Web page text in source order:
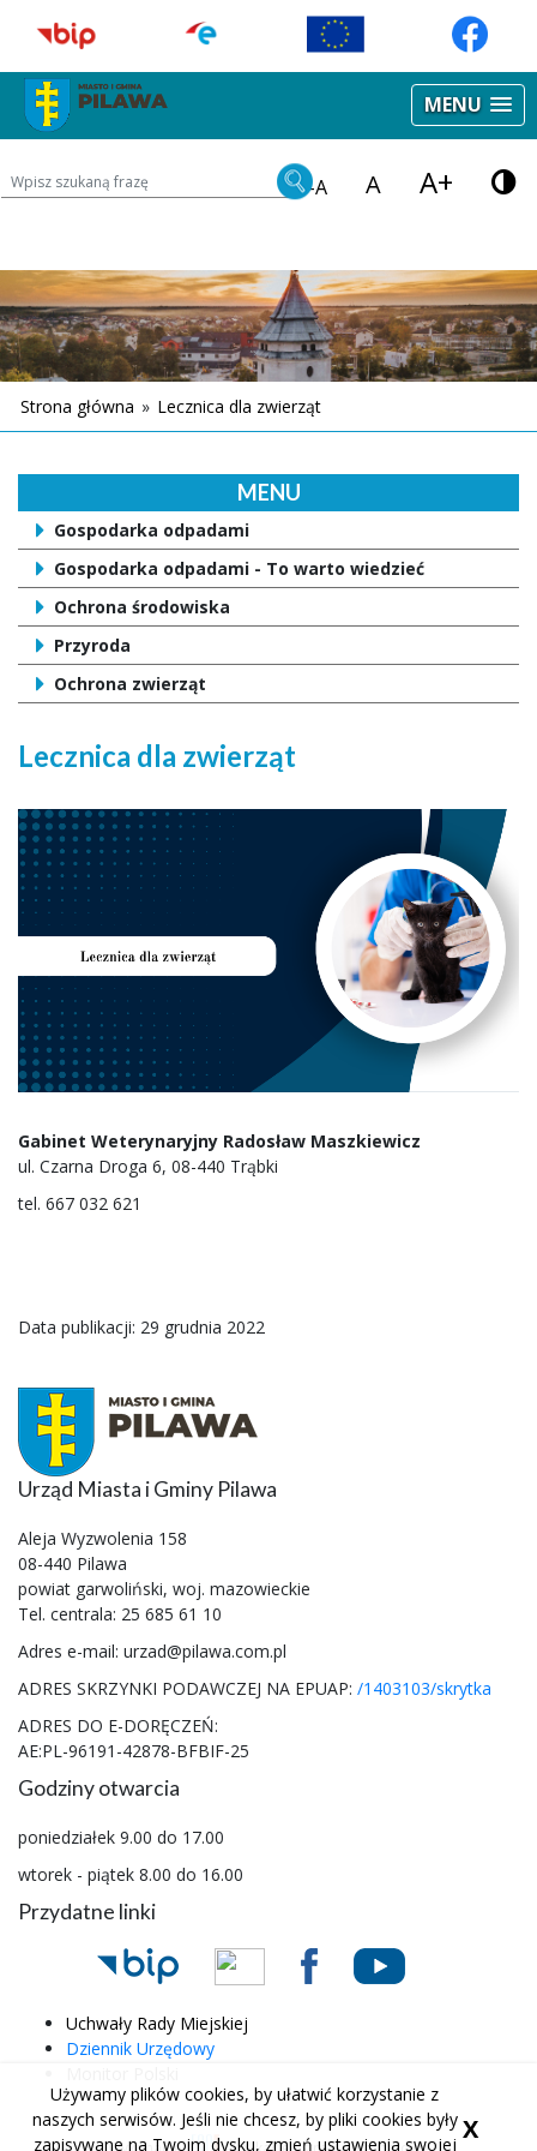
MENU
Wyszukiwarka treści na stronie -A A A+
Strona główna » Lecznica dla zwierząt
MENU
Gospodarka odpadami
Gospodarka odpadami - To warto wiedzieć
Ochrona środowiska
Przyroda
Ochrona zwierząt
Lecznica dla zwierząt
Gabinet Weterynaryjny Radosław Maszkiewicz
ul. Czarna Droga 6, 08-440 Trąbki
tel. 667 032 621
Data publikacji: 29 grudnia 2022
Urząd Miasta i Gminy Pilawa
Aleja Wyzwolenia 158
08-440 Pilawa
powiat garwoliński, woj. mazowieckie
Tel. centrala: 25 685 61 10
Adres e-mail: urzad@pilawa.com.pl
ADRES SKRZYNKI PODAWCZEJ NA EPUAP: /1403103/skrytka
ADRES DO E-DORĘCZEŃ:
AE:PL-96191-42878-BFBIF-25
Godziny otwarcia
poniedziałek 9.00 do 17.00
wtorek - piątek 8.00 do 16.00
Przydatne linki
Uchwały Rady Miejskiej
Dziennik Urzędowy
Używamy plików cookies, by ułatwić korzystanie z
naszych serwisów. Jeśli nie chcesz, by pliki cookies były
zapisywane na Twoim dysku, zmień ustawienia swojej X